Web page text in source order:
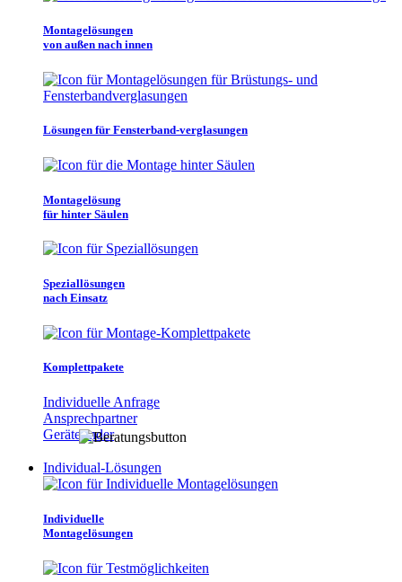
Montagelösungen
von außen nach innen
Lösungen für Fensterband-verglasungen
Montagelösung
für hinter Säulen
Speziallösungen
nach Einsatz
Komplettpakete
Individuelle Anfrage
Ansprechpartner
Gerätefinder
Individual-Lösungen
Individuelle
Montagelösungen